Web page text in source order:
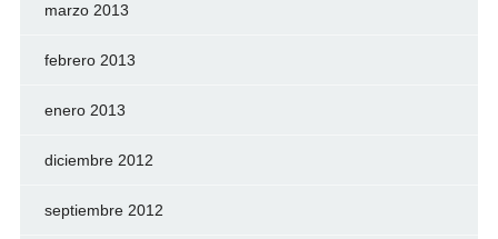
marzo 2013
febrero 2013
enero 2013
diciembre 2012
septiembre 2012